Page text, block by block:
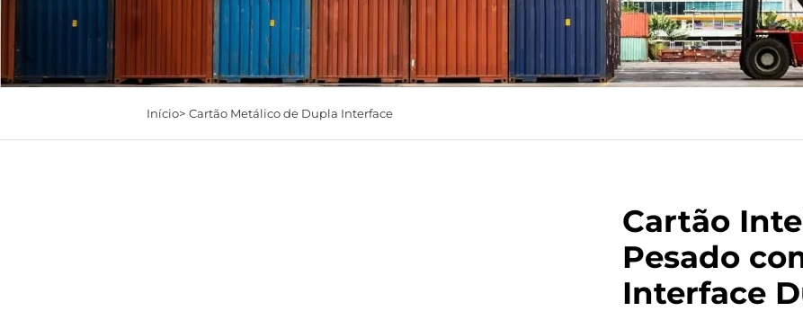
Início> Cartão Metálico de Dupla Interface
Cartão
Pesado
Interface